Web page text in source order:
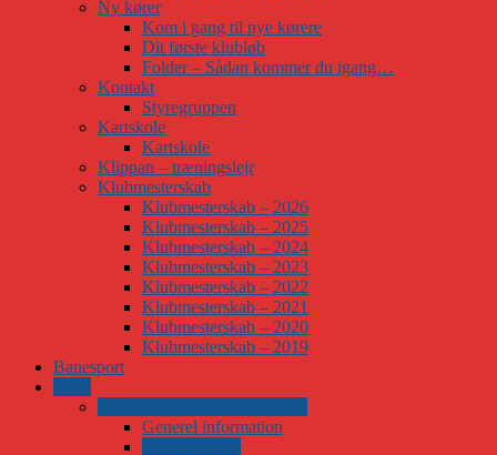
Ny kører
Kom i gang til nye kørere
Dit første klubløb
Folder – Sådan kommer du igang…
Kontakt
Styregruppen
Kartskole
Kartskole
Klippan – træningslejr
Klubmesterskab
Klubmesterskab – 2026
Klubmesterskab – 2025
Klubmesterskab – 2024
Klubmesterskab – 2023
Klubmesterskab – 2022
Klubmesterskab – 2021
Klubmesterskab – 2020
Klubmesterskab – 2019
Banesport
Generel information